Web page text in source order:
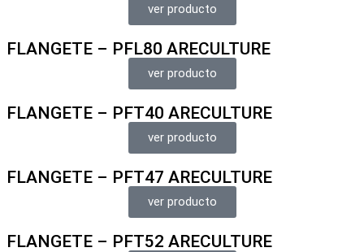
ver producto
FLANGETE – PFL80 ARECULTURE
ver producto
FLANGETE – PFT40 ARECULTURE
ver producto
FLANGETE – PFT47 ARECULTURE
ver producto
FLANGETE – PFT52 ARECULTURE